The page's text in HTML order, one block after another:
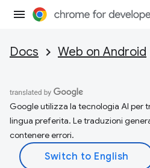
Docs Web on Android
Google utilizza la tecnologia AI per
lingua preferita. Le traduzioni
contenere errori.